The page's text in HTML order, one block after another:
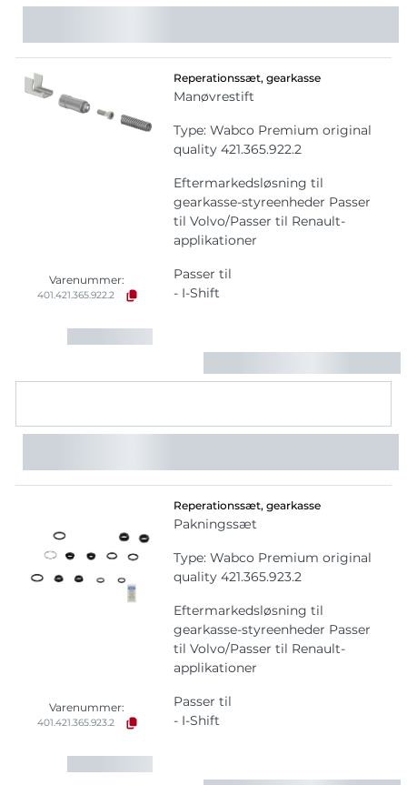
Varenummer:
401.421.365.922.2
Reperationssæt, gearkasse
Manøvrestift
Type: Wabco Premium original
quality 421.365.922.2
Eftermarkedsløsning til
gearkasse-styreenheder Passer
til Volvo/Passer til Renault-
applikationer
Passer til
- I-Shift
Varenummer:
401.421.365.923.2
Reperationssæt, gearkasse
Pakningssæt
Type: Wabco Premium original
quality 421.365.923.2
Eftermarkedsløsning til
gearkasse-styreenheder Passer
til Volvo/Passer til Renault-
applikationer
Passer til
- I-Shift